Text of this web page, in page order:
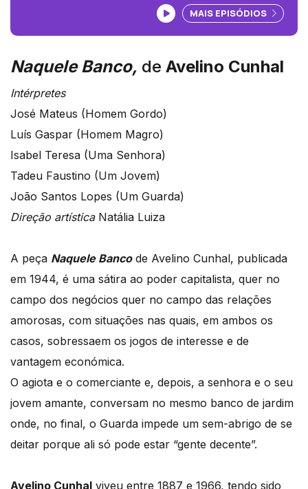
Ouvir podcast
MAIS EPISÓDIOS
Naquele Banco, de Avelino Cunhal
Intérpretes
José Mateus (Homem Gordo)
Luís Gaspar (Homem Magro)
Isabel Teresa (Uma Senhora)
Tadeu Faustino (Um Jovem)
João Santos Lopes (Um Guarda)
Direção artísticaNatália Luiza
A peça Naquele Bancode Avelino Cunhal, publicada
em 1944, é uma sátira ao poder capitalista, quer no
campo dos negócios quer no campo das relações
amorosas, com situações nas quais, em ambos os
casos, sobressaem os jogos de interesse e de
vantagem económica.
O agiota e o comerciante e, depois, a senhora e o seu
jovem amante, conversam no mesmo banco de jardim
onde, no final, o Guarda impede um sem-abrigo de se
deitar porque ali só pode estar “gente decente”.
Avelino Cunhal viveu entre 1887 e 1966, tendo sido